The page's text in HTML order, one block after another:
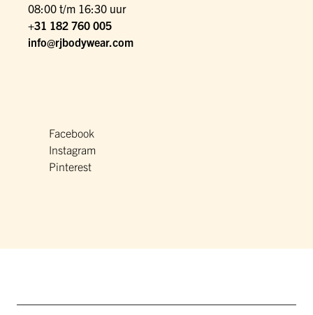
08:00 t/m 16:30 uur
+31 182 760 005
info@rjbodywear.com
Facebook
Instagram
Pinterest